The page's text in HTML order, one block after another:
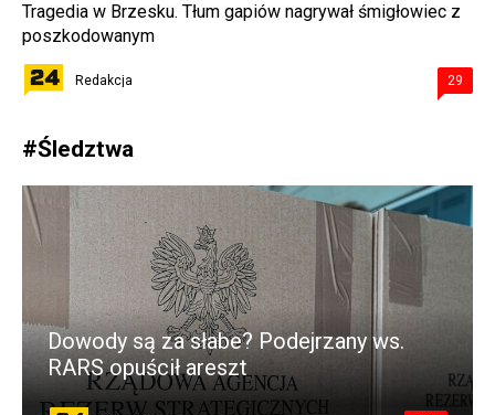
Tragedia w Brzesku. Tłum gapiów nagrywał śmigłowiec z
poszkodowanym
Redakcja 29
#Śledztwa
Dowody są za słabe? Podejrzany ws.
RARS opuścił areszt